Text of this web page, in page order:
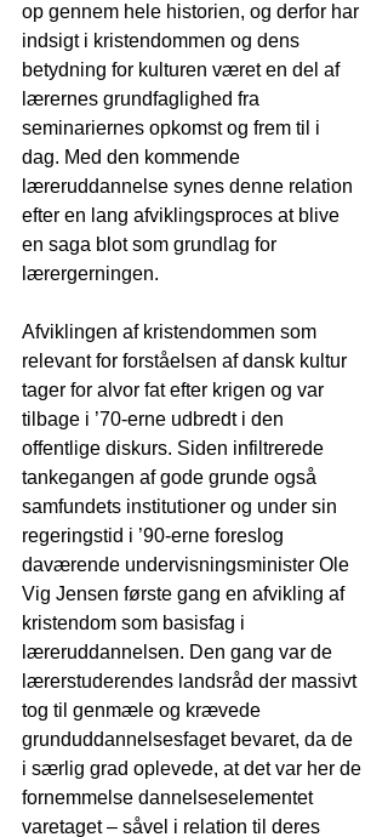
op gennem hele historien, og derfor har
indsigt i kristendommen og dens
betydning for kulturen været en del af
lærernes grundfaglighed fra
seminariernes opkomst og frem til i
dag. Med den kommende
læreruddannelse synes denne relation
efter en lang afviklingsproces at blive
en saga blot som grundlag for
lærergerningen.
Afviklingen af kristendommen som
relevant for forståelsen af dansk kultur
tager for alvor fat efter krigen og var
tilbage i ’70-erne udbredt i den
offentlige diskurs. Siden infiltrerede
tankegangen af gode grunde også
samfundets institutioner og under sin
regeringstid i ’90-erne foreslog
daværende undervisningsminister Ole
Vig Jensen første gang en afvikling af
kristendom som basisfag i
læreruddannelsen. Den gang var de
lærerstuderendes landsråd der massivt
tog til genmæle og krævede
grunduddannelsesfaget bevaret, da de
i særlig grad oplevede, at det var her de
fornemmelse dannelseselementet
varetaget – såvel i relation til deres